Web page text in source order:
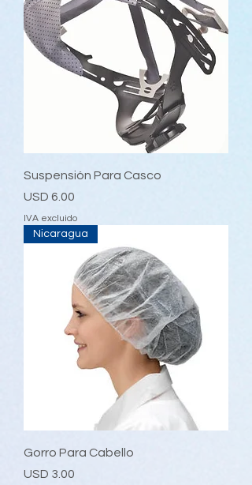
Suspensión Para Casco
Precio
USD 6.00
IVA excluido
Nicaragua
Gorro Para Cabello
Precio
USD 3.00